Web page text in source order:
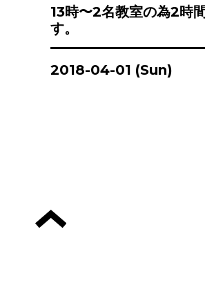
13時〜2名教室の為2時
す。
2018-04-01 (Sun)